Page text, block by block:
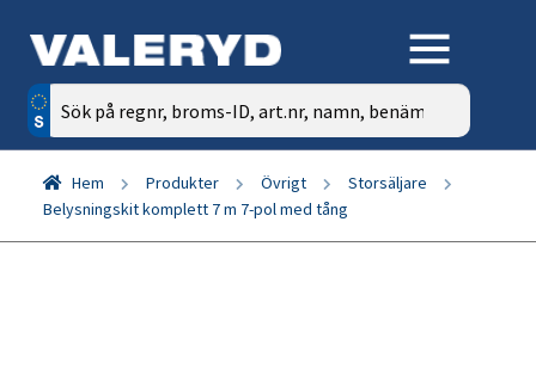
Sök
efter:
Hem Produkter Övrigt
Storsäljare
Belysningskit komplett 7 m 7-pol med tång